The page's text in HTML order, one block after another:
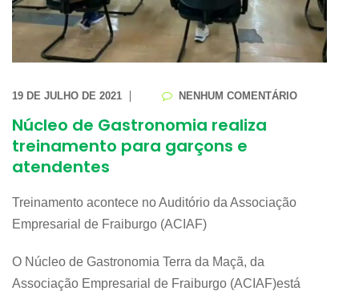
19 DE JULHO DE 2021 NENHUM COMENTÁRIO
Núcleo de Gastronomia realiza
treinamento para garçons e
atendentes
Treinamento acontece no Auditório da Associação
Empresarial de Fraiburgo (ACIAF)
O Núcleo de Gastronomia Terra da Maçã, da
Associação Empresarial de Fraiburgo (ACIAF)está